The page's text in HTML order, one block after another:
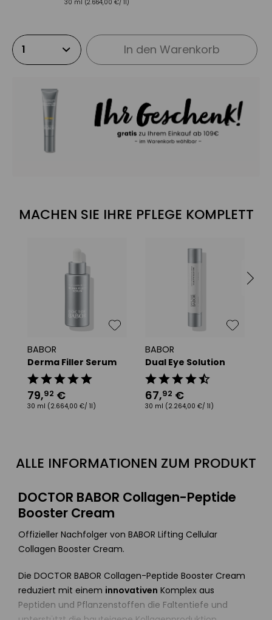
30 ml (2.664,00 €/ 1l)
In den Warenkorb
MACHEN SIE IHRE PFLEGE KOMPLETT
BABOR
Derma Filler Serum
79,92 €
30 ml (2.664,00 €/ 1l)
BABOR
Dual Eye Solution
67,92 €
30 ml (2.264,00 €/ 1l)
ALLE INFORMATIONEN ZUM PRODUKT
DOCTOR BABOR Collagen-Peptide
Booster Cream
Offizieller Nachfolger von BABOR Lifting Cellular
Collagen Booster Cream.
Die DOCTOR BABOR Collagen-Peptide Booster Cream
reduziert mit einem innovativen Komplex aus
Peptiden und Pflanzenstoffen die Faltentiefe und